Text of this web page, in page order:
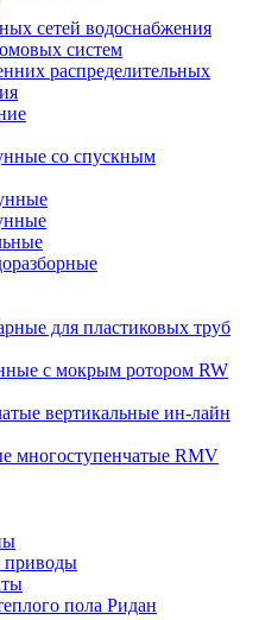
сетей водоснабжения
систем
распределительных
со спускным
для пластиковых труб
с мокрым ротором RW
вертикальные ин-лайн
многоступенчатые RMV
приводы
пола Ридан